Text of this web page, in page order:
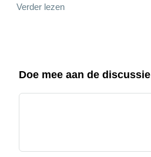
Verder lezen
Doe mee aan de discussie